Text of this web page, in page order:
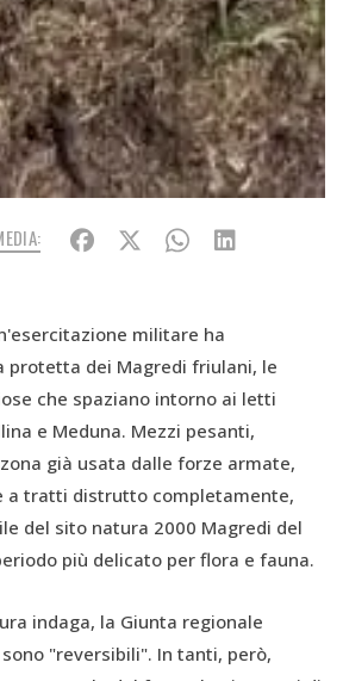
militare ha
protetta dei Magredi friulani, le
che spaziano intorno ai letti
e Meduna. Mezzi pesanti,
già usata dalle forze armate,
a tratti distrutto completamente,
del sito natura 2000 Magredi del
più delicato per flora e fauna.
indaga, la Giunta regionale
"reversibili". In tanti, però,